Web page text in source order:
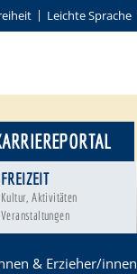
Leichte Sprache
FREIZEIT
Kultur, Aktivitäten
Veranstaltungen
& Erzieher/innen